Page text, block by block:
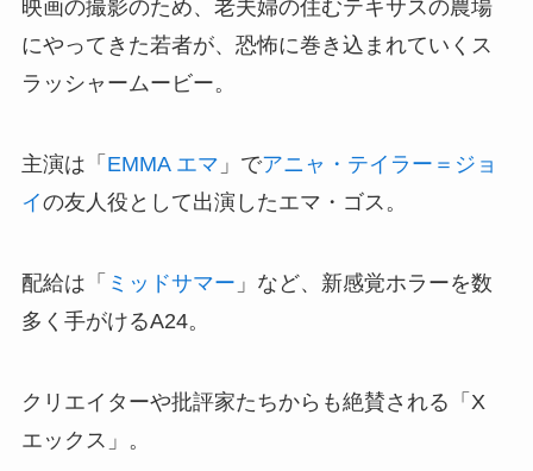
映画の撮影のため、老夫婦の住むテキサスの農場
にやってきた若者が、恐怖に巻き込まれていくス
ラッシャームービー。
主演は「 EMMA エマ 」でアニャ・テイラー＝ジョ
イの友人役として出演したエマ・ゴス。
配給は「 ミッドサマー 」など、新感覚ホラーを数
多く手がけるA24。
クリエイターや批評家たちからも絶賛される「X
エックス」。